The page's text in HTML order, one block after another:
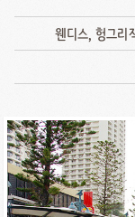
웬디스, 헝그리